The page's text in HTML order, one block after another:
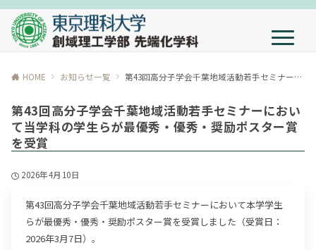
HOME お知らせ一覧 第43回高分子学会千葉地域活動若手セミナーにおいて当学科の学生らが最優秀・優秀・奨励ポスター賞を受賞
第43回高分子学会千葉地域活動若手セミナーにおい
て当学科の学生らが最優秀・優秀・奨励ポスター賞
を受賞
2026年4月10日
第43回高分子学会千葉地域活動若手セミナーにおいて本学学生
らが最優秀・優秀・奨励ポスター賞を受賞しました（受賞日：
2026年3月7日）。